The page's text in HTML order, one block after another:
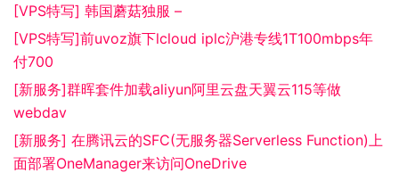
[VPS特写] 韩国蘑菇独服 –
[VPS特写]前uvoz旗下lcloud iplc沪港专线1T100mbps年
付700
[新服务]群晖套件加载aliyun阿里云盘天翼云115等做
webdav
[新服务] 在腾讯云的SFC(无服务器Serverless Function)上
面部署OneManager来访问OneDrive